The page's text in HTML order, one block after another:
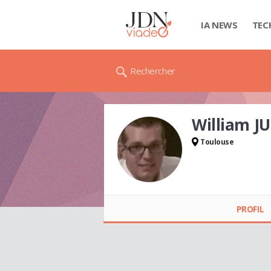
IA NEWS
Rechercher
William
Toulouse
PROFIL